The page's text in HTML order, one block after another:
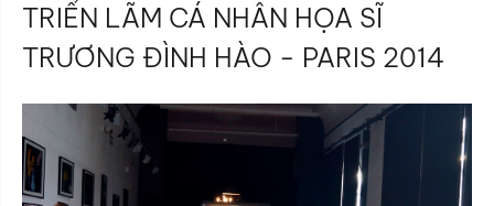
TRIỂN LÃM CÁ NHÂN HỌA SĨ
TRƯƠNG ĐÌNH HÀO - PARIS 2014